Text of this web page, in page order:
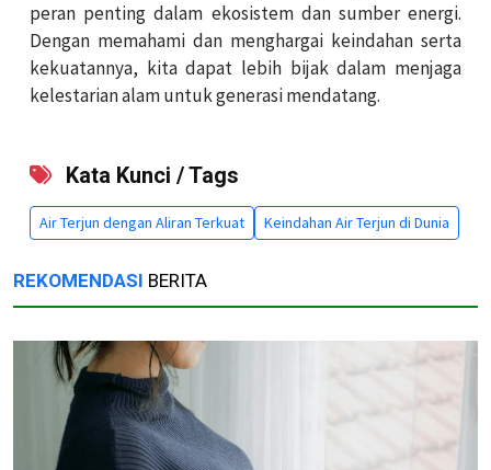
peran penting dalam ekosistem dan sumber energi.
Dengan memahami dan menghargai keindahan serta
kekuatannya, kita dapat lebih bijak dalam menjaga
kelestarian alam untuk generasi mendatang.
Kata Kunci / Tags
Air Terjun dengan Aliran Terkuat Keindahan Air Terjun di Dunia
REKOMENDASI BERITA